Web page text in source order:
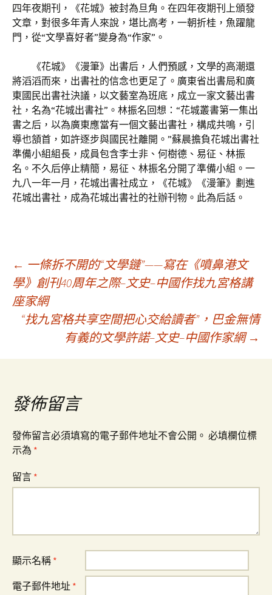
四年夜期刊，《花城》被封為旦角。在四年夜期刊上頒發
文章，對很多年青人來說，堪比高考，一朝折桂，魚躍龍
門，從“文學喜好者”變身為“作家”。
《花城》《漫筆》出書后，人們預感，文學的高潮還
將滔滔而來，出書社的信念也更足了。廣東省出書局和廣
東國民出書社決議，以文藝室為班底，成立一家文藝出書
社，名為“花城出書社”。林振名回想：“花城叢書第一集出
書之后，以為廣東應當有一個文藝出書社，構成共鳴，引
導也頷首，如許逐步與國民社離開。”蘇晨擔負花城出書社
準備小組組長，成員包含李士非、何樹德、易征、林振
名。不久后停止精簡，易征、林振名分開了準備小組。一
九八一年一月，花城出書社成立，《花城》《漫筆》劃進
花城出書社，成為花城出書社的社辦刊物。此為后話。
文
章
導
覽
← 一條拆不開的“文學鏈”——寫在《噴鼻港文
學》創刊40周年之際–文史–中國作找九宮格講
座家網
“找九宮格共享空間把心交給讀者”，巴金無情
有義的文學許諾–文史–中國作家網 →
發佈留言
發佈留言必須填寫的電子郵件地址不會公開。 必填欄位標
示為 *
留言 *
顯示名稱 *
電子郵件地址 *